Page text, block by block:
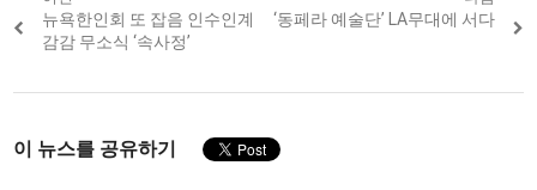
navigation
Previous
post:
뉴욕한인회 또 잡음 인수인계
감감 무소식 ‘속사정’
Next
‘동페라 예술단’ LA무대에 서다
이 뉴스를 공유하기